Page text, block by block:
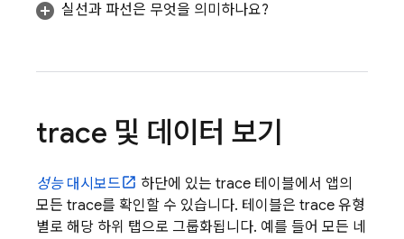
실선과 파선은 무엇을 의미하나요?
trace 및 데이터 보기
성능대시보드
하단에 있는 trace 테이블에서 앱의
모든 trace를 확인할 수 있습니다. 테이블은 trace 유형
별로 해당 하위 탭으로 그룹화됩니다. 예를 들어 모든 네